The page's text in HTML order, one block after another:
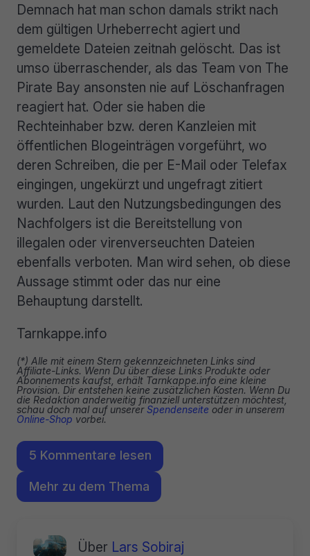
Demnach hat man schon damals strikt nach
dem gültigen Urheberrecht agiert und
gemeldete Dateien zeitnah gelöscht. Das ist
umso überraschender, als das Team von The
Pirate Bay ansonsten nie auf Löschanfragen
reagiert hat. Oder sie haben die
Rechteinhaber bzw. deren Kanzleien mit
öffentlichen Blogeinträgen vorgeführt, wo
deren Schreiben, die per E-Mail oder Telefax
eingingen, ungekürzt und ungefragt zitiert
wurden. Laut den Nutzungsbedingungen des
Nachfolgers ist die Bereitstellung von
illegalen oder virenverseuchten Dateien
ebenfalls verboten. Man wird sehen, ob diese
Aussage stimmt oder das nur eine
Behauptung darstellt.
Tarnkappe.info
(*) Alle mit einem Stern gekennzeichneten Links sind
Affiliate-Links. Wenn Du über diese Links Produkte oder
Abonnements kaufst, erhält Tarnkappe.info eine kleine
Provision. Dir entstehen keine zusätzlichen Kosten. Wenn Du
die Redaktion anderweitig finanziell unterstützen möchtest,
schau doch mal auf unsererSpendenseite oder in unserem
Online-Shop vorbei.
5 Kommentare lesen
Mehr zu dem Thema
Über Lars Sobiraj